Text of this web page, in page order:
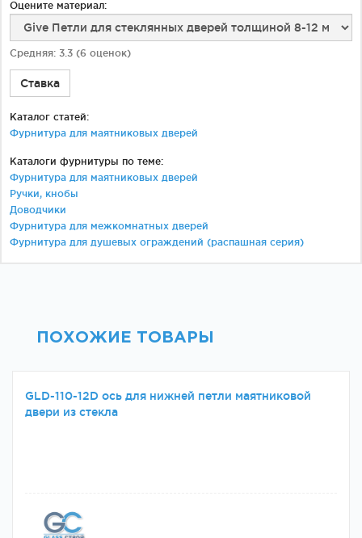
Оцените материал:
Средняя: 3.3 (6 оценок)
Ставка
Каталог статей:
Фурнитура для маятниковых дверей
Каталоги фурнитуры по теме:
Фурнитура для маятниковых дверей
Ручки, кнобы
Доводчики
Фурнитура для межкомнатных дверей
Фурнитура для душевых ограждений (распашная серия)
ПОХОЖИЕ ТОВАРЫ
GLD-110-12D ось для нижней петли маятниковой
двери из стекла